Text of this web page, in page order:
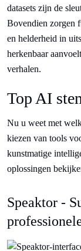
datasets zijn de
Bovendien zorgen
en helderheid in
herkenbaar
verhalen.
Top AI
Nu u weet met
kiezen van tools
kunstmatige
oplossingen
Speaktor -